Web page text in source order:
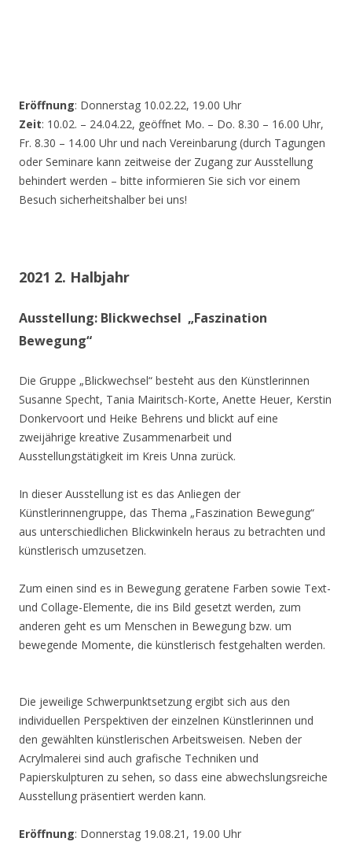
Eröffnung: Donnerstag 10.02.22, 19.00 Uhr
Zeit: 10.02. – 24.04.22, geöffnet Mo. – Do. 8.30 – 16.00 Uhr,
Fr. 8.30 – 14.00 Uhr und nach Vereinbarung (durch Tagungen
oder Seminare kann zeitweise der Zugang zur Ausstellung
behindert werden – bitte informieren Sie sich vor einem
Besuch sicherheitshalber bei uns!
2021 2. Halbjahr
Ausstellung: Blickwechsel „Faszination
Bewegung“
Die Gruppe „Blickwechsel“ besteht aus den Künstlerinnen
Susanne Specht, Tania Mairitsch-Korte, Anette Heuer, Kerstin
Donkervoort und Heike Behrens und blickt auf eine
zweijährige kreative Zusammenarbeit und
Ausstellungstätigkeit im Kreis Unna zurück.
In dieser Ausstellung ist es das Anliegen der
Künstlerinnengruppe, das Thema „Faszination Bewegung“
aus unterschiedlichen Blickwinkeln heraus zu betrachten und
künstlerisch umzusetzen.
Zum einen sind es in Bewegung geratene Farben sowie Text-
und Collage-Elemente, die ins Bild gesetzt werden, zum
anderen geht es um Menschen in Bewegung bzw. um
bewegende Momente, die künstlerisch festgehalten werden.
Die jeweilige Schwerpunktsetzung ergibt sich aus den
individuellen Perspektiven der einzelnen Künstlerinnen und
den gewählten künstlerischen Arbeitsweisen. Neben der
Acrylmalerei sind auch grafische Techniken und
Papierskulpturen zu sehen, so dass eine abwechslungsreiche
Ausstellung präsentiert werden kann.
Eröffnung: Donnerstag 19.08.21, 19.00 Uhr